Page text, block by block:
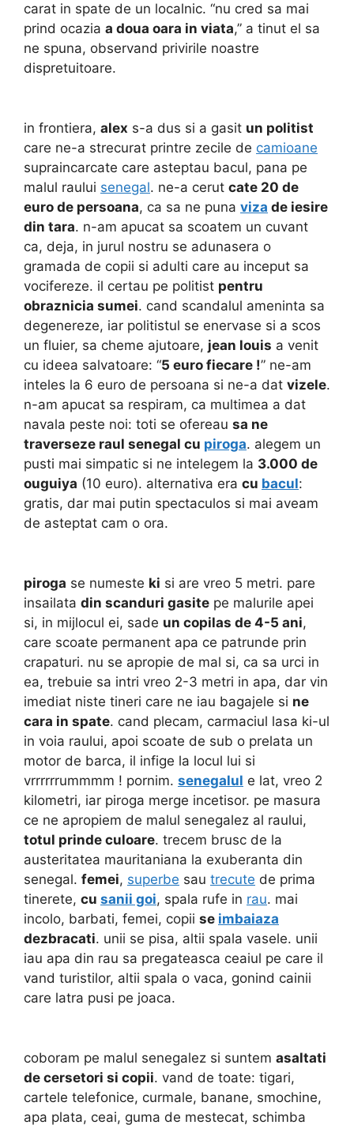
carat in spate de un localnic. “nu cred sa mai
prind ocazia a doua oara in viata,” a tinut el sa
ne spuna, observand privirile noastre
dispretuitoare.
in frontiera, alex s-a dus si a gasit un politist
care ne-a strecurat printre zecile de camioane
supraincarcate care asteptau bacul, pana pe
malul raului senegal. ne-a cerut cate 20 de
euro de persoana, ca sa ne puna viza de iesire
din tara. n-am apucat sa scoatem un cuvant
ca, deja, in jurul nostru se adunasera o
gramada de copii si adulti care au inceput sa
vocifereze. il certau pe politist pentru
obraznicia sumei. cand scandalul ameninta sa
degenereze, iar politistul se enervase si a scos
un fluier, sa cheme ajutoare, jean louis a venit
cu ideea salvatoare: “5 euro fiecare !” ne-am
inteles la 6 euro de persoana si ne-a dat vizele.
n-am apucat sa respiram, ca multimea a dat
navala peste noi: toti se ofereau sa ne
traverseze raul senegal cu piroga. alegem un
pusti mai simpatic si ne intelegem la 3.000 de
ouguiya (10 euro). alternativa era cu bacul:
gratis, dar mai putin spectaculos si mai aveam
de asteptat cam o ora.
piroga se numeste ki si are vreo 5 metri. pare
insailata din scanduri gasite pe malurile apei
si, in mijlocul ei, sade un copilas de 4-5 ani,
care scoate permanent apa ce patrunde prin
crapaturi. nu se apropie de mal si, ca sa urci in
ea, trebuie sa intri vreo 2-3 metri in apa, dar vin
imediat niste tineri care ne iau bagajele si ne
cara in spate. cand plecam, carmaciul lasa ki-ul
in voia raului, apoi scoate de sub o prelata un
motor de barca, il infige la locul lui si
vrrrrrrummmm ! pornim. senegalul e lat, vreo 2
kilometri, iar piroga merge incetisor. pe masura
ce ne apropiem de malul senegalez al raului,
totul prinde culoare. trecem brusc de la
austeritatea mauritaniana la exuberanta din
senegal. femei, superbe sau trecute de prima
tinerete, cu sanii goi, spala rufe in rau. mai
incolo, barbati, femei, copii se imbaiaza
dezbracati. unii se pisa, altii spala vasele. unii
iau apa din rau sa pregateasca ceaiul pe care il
vand turistilor, altii spala o vaca, gonind cainii
care latra pusi pe joaca.
coboram pe malul senegalez si suntem asaltati
de cersetori si copii. vand de toate: tigari,
cartele telefonice, curmale, banane, smochine,
apa plata, ceai, guma de mestecat, schimba